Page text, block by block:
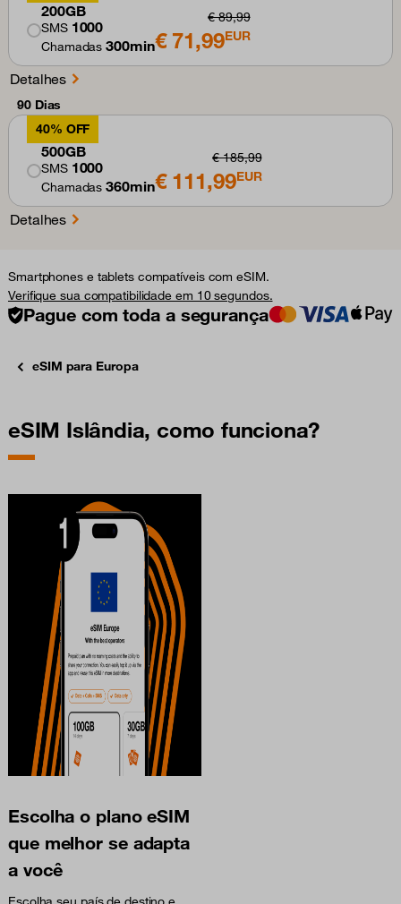
200GB
SMS 1000
Chamadas300min
€ 89,99
€ 71,99EUR
Detalhes
90 Dias
40% OFF
500GB
SMS 1000
Chamadas360min
€ 185,99
€ 111,99EUR
Detalhes
Smartphones e tablets compatíveis com eSIM.
Verifique sua compatibilidade em 10 segundos.
Pague com toda a segurança
eSIM para Europa
eSIM Islândia, como funciona?
Escolha o plano eSIM
que melhor se adapta
a você